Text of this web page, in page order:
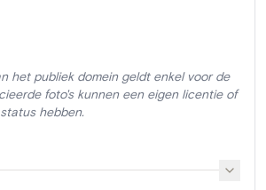
het publiek domein geldt enkel voor de
foto's kunnen een eigen licentie of
hebben.